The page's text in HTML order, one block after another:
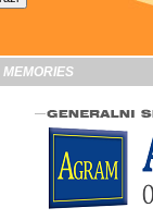
MEMORIES